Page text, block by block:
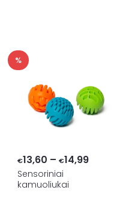
%
€13,60 – €14,99Price
Sensoriniai
kamuoliukai